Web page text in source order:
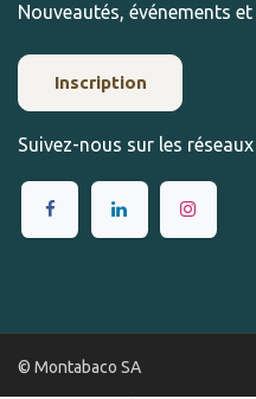
Nouveautés, événements
Inscription
Suivez-nous sur les
© Montabaco SA